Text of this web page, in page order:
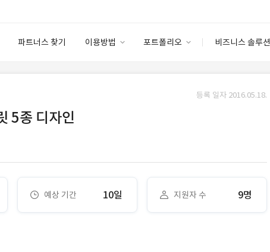
파트너스 찾기 이용방법 포트폴리오 비즈니스 솔루션
안심 코드 케어
등록 일자 2016.05.18.
5종 디자인
예상 기간 10일 지원자 수 9명